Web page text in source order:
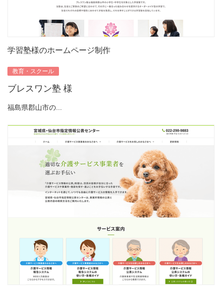
学習塾様のホームページ制作
教育・スクール
ブレスワン塾 様
福島県郡山市の...